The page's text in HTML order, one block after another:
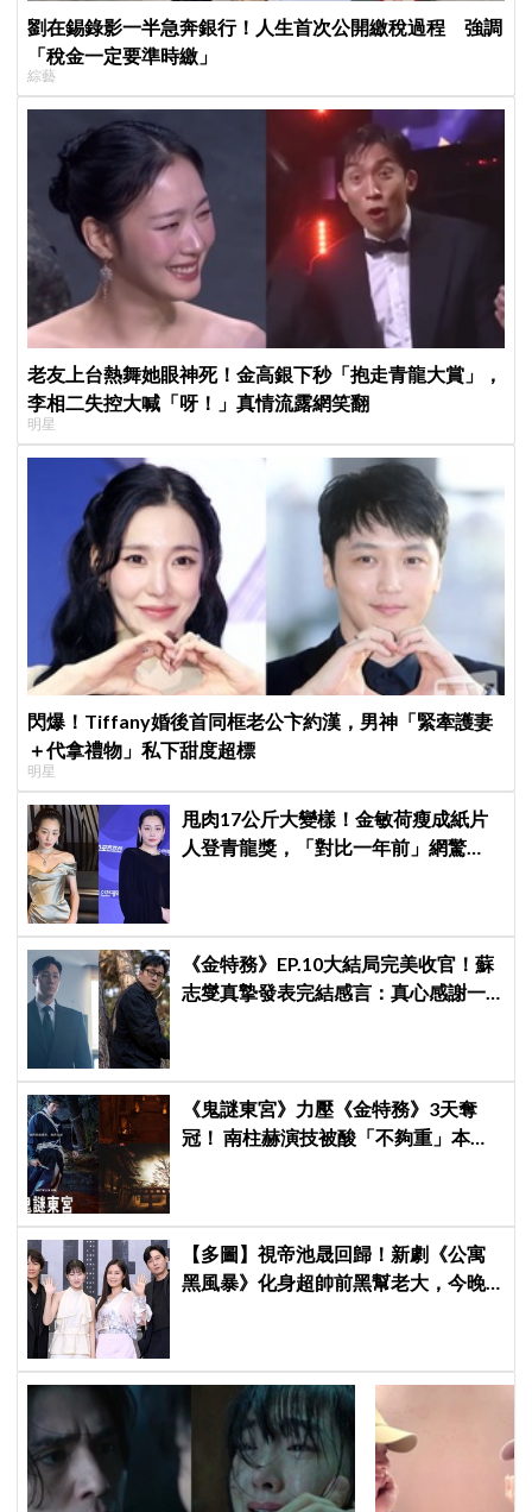
劉在錫錄影一半急奔銀行！人生首次公開繳稅過程 強調
「稅金一定要準時繳」
綜藝
老友上台熱舞她眼神死！金高銀下秒「抱走青龍大賞」，
李相二失控大喊「呀！」真情流露網笑翻
明星
閃爆！Tiffany婚後首同框老公卞約漢，男神「緊牽護妻
＋代拿禮物」私下甜度超標
明星
甩肉17公斤大變樣！金敏荷瘦成紙片
人登青龍獎，「對比一年前」網驚
《金特務》EP.10大結局完美收官！蘇
志燮真摯發表完結感言：真心感謝一
《鬼謎東宮》力壓《金特務》3天奪
冠！ 南柱赫演技被酸「不夠重」本人
【多圖】視帝池晟回歸！新劇《公寓
黑風暴》化身超帥前黑幫老大，今晚